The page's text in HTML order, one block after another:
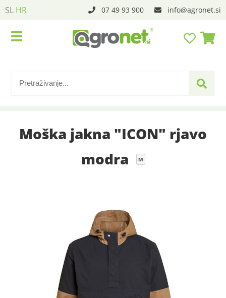
SL HR 07 49 93 900 info agronet.si
Moška jakna "ICON" rjavo
modra
M